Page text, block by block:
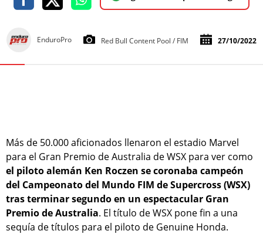
EnduroPro Red Bull Content Pool / FIM 27/10/2022
Más de 50.000 aficionados llenaron el estadio Marvel
para el Gran Premio de Australia de WSX para ver como
el piloto alemán Ken Roczen se coronaba campeón
del Campeonato del Mundo FIM de Supercross (WSX)
tras terminar segundo en un espectacular Gran
Premio de Australia. El título de WSX pone fin a una
sequía de títulos para el piloto de Genuine Honda.